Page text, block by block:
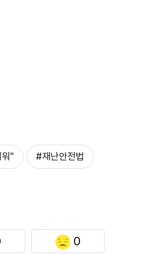
" #재난안전법
0